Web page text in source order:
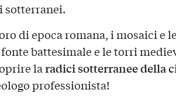
sotterranei.
di epoca romana, i mosaici e
battesimale e le torri
laradici sotterranee della
professionista!